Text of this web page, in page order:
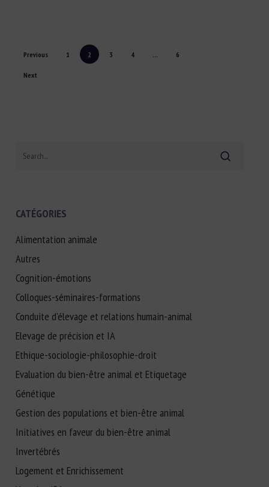
Previous 1 2 3 4 … 6
Next
CATÉGORIES
Alimentation animale
Autres
Cognition-émotions
Colloques-séminaires-formations
Conduite d'élevage et relations humain-animal
Elevage de précision et IA
Ethique-sociologie-philosophie-droit
Evaluation du bien-être animal et Etiquetage
Génétique
Gestion des populations et bien-être animal
Initiatives en faveur du bien-être animal
Invertébrés
Logement et Enrichissement